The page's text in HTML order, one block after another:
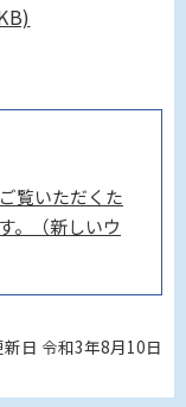
覧いただくた
。（新しいウ
新日 令和3年8月10日